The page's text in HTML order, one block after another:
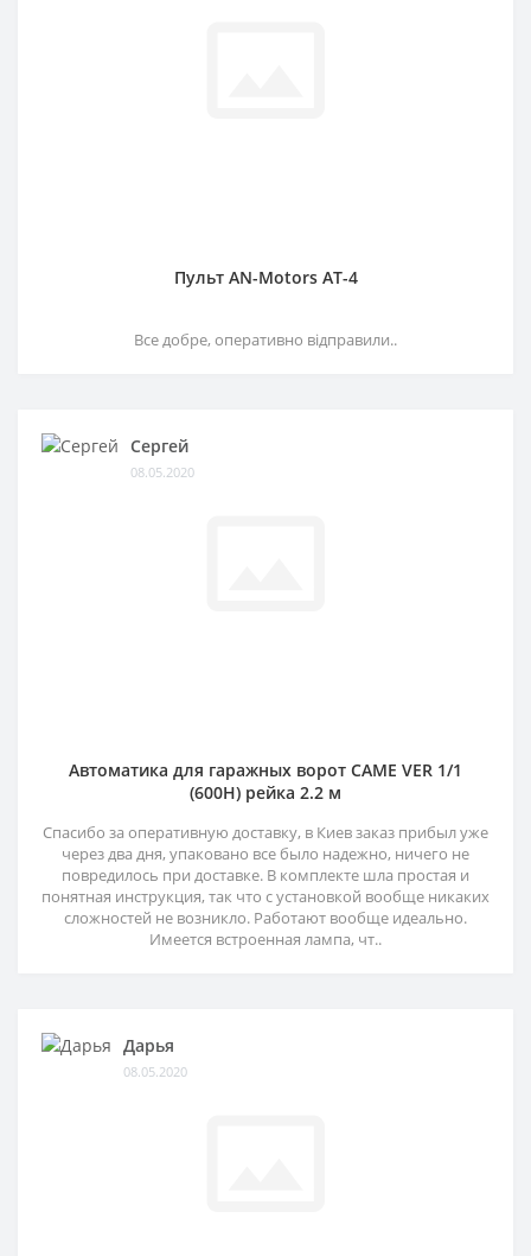
Пульт AN-Motors AT-4
Все добре, оперативно відправили..
Сергей
08.05.2020
Автоматика для гаражных ворот CAME VER 1/1
(600H) рейка 2.2 м
Спасибо за оперативную доставку, в Киев заказ прибыл уже
через два дня, упаковано все было надежно, ничего не
повредилось при доставке. В комплекте шла простая и
понятная инструкция, так что с установкой вообще никаких
сложностей не возникло. Работают вообще идеально.
Имеется встроенная лампа, чт..
Дарья
08.05.2020